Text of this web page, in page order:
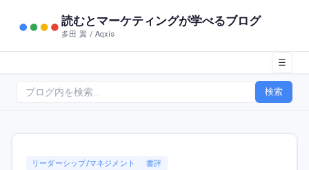
読むとマーケティングが学べるブログ
多田 翼 / Aqxis
☰
検索
リーダーシップ/マネジメント 書評